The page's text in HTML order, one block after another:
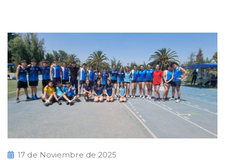
17 de Noviembre de 2025